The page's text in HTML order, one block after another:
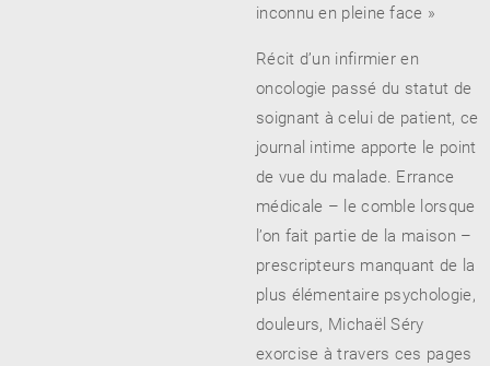
inconnu en pleine face »
Récit d’un infirmier en
oncologie passé du statut de
soignant à celui de patient, ce
journal intime apporte le point
de vue du malade. Errance
médicale – le comble lorsque
l’on fait partie de la maison –
prescripteurs manquant de la
plus élémentaire psychologie,
douleurs, Michaël Séry
exorcise à travers ces pages